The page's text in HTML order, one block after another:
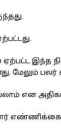
இந்த
மேலும்
என
எண்ணிக்கை